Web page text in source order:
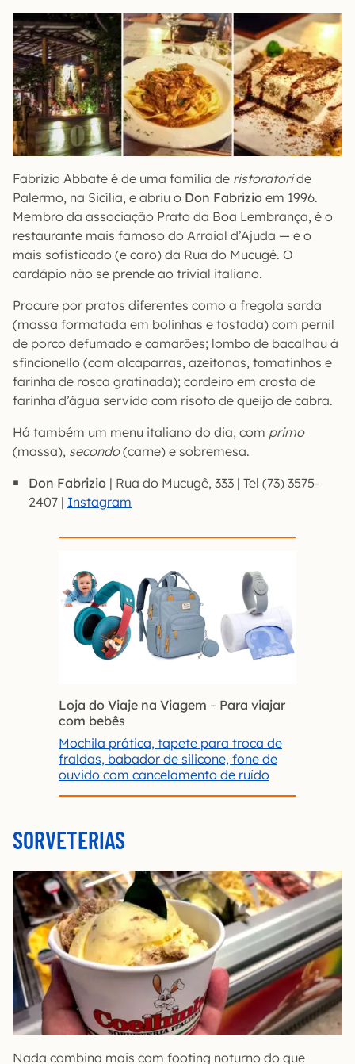
Fabrizio Abbate é de uma família de ristoratoride
Palermo, na Sicília, e abriu o Don Fabrizio em 1996.
Membro da associação Prato da Boa Lembrança, é o
restaurante mais famoso do Arraial d’Ajuda — e o
mais sofisticado (e caro) da Rua do Mucugê. O
cardápio não se prende ao trivial italiano.
Procure por pratos diferentes como a fregola sarda
(massa formatada em bolinhas e tostada) com pernil
de porco defumado e camarões; lombo de bacalhau à
sfincionello (com alcaparras, azeitonas, tomatinhos e
farinha de rosca gratinada); cordeiro em crosta de
farinha d’água servido com risoto de queijo de cabra.
Há também um menu italiano do dia, com primo
(massa), secondo(carne) e sobremesa.
Don Fabrizio | Rua do Mucugê, 333 | Tel (73) 3575-
2407 | Instagram
Loja do Viaje na Viagem – Para viajar
com bebês
Mochila prática, tapete para troca de
fraldas, babador de silicone, fone de
ouvido com cancelamento de ruído
SORVETERIAS
Nada combina mais com footing noturno do que